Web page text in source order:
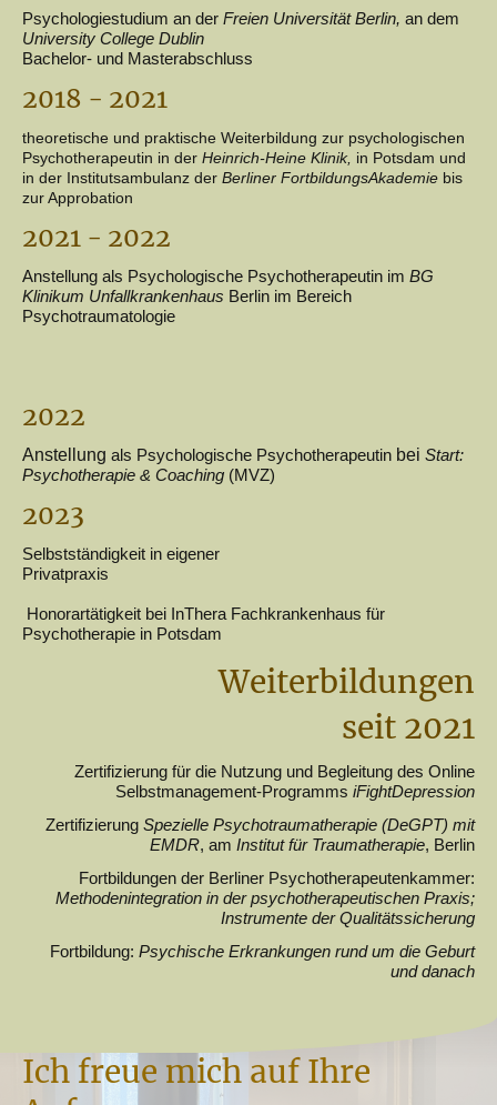
Psychologiestudium an der Freien Universität Berlin, an dem
University College Dublin
Bachelor- und Masterabschluss
2018 - 2021
theoretische und praktische Weiterbildung zur psychologischen
Psychotherapeutin in der Heinrich-Heine Klinik, in Potsdam und
in der Institutsambulanz der Berliner FortbildungsAkademie bis
zur Approbation
2021 - 2022
Anstellung als Psychologische Psychotherapeutin im BG
Klinikum Unfallkrankenhaus Berlin im Bereich
Psychotraumatologie
2022
Anstellung als Psychologische Psychotherapeutin bei Start:
Psychotherapie & Coaching (MVZ)
2023
Selbstständigkeit in eigener
Privatpraxis
Honorartätigkeit bei InThera Fachkrankenhaus für
Psychotherapie in Potsdam
Weiterbildungen
seit 2021
Zertifizierung für die Nutzung und Begleitung des Online
Selbstmanagement-Programms iFightDepression
Zertifizierung Spezielle Psychotraumatherapie (DeGPT) mit
EMDR, am Institut für Traumatherapie, Berlin
Fortbildungen der Berliner Psychotherapeutenkammer:
Methodenintegration in der psychotherapeutischen Praxis;
Instrumente der Qualitätssicherung
Fortbildung: Psychische Erkrankungen rund um die Geburt
und danach
Ich freue mich auf Ihre